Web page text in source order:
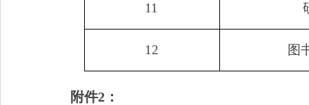
11
12 图
附件2 ：